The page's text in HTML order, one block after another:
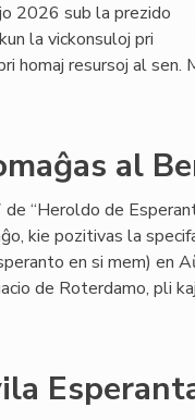
2026 sub la prezido
la vickonsuloj pri
homaj resursoj al sen.
al
“Heroldo de
kie pozitivas la
en si mem) en
de Roterdamo, pli